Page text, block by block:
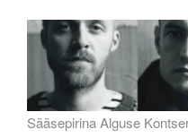
Sääsepirina Alguse